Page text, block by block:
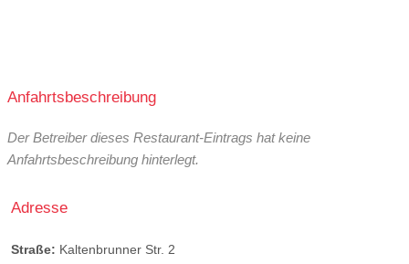
Anfahrtsbeschreibung
Der Betreiber dieses Restaurant-Eintrags hat keine
Anfahrtsbeschreibung hinterlegt.
Adresse
Straße: Kaltenbrunner Str. 2